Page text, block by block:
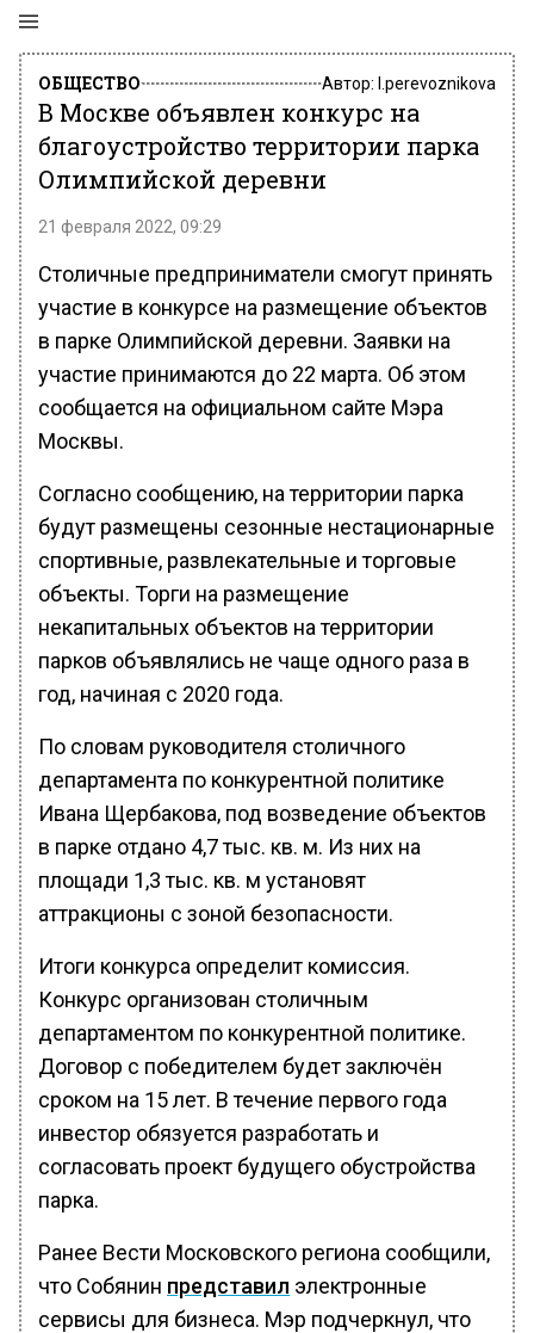
ОБЩЕСТВО Автор: l.perevoznikova
В Москве объявлен конкурс на
благоустройство территории парка
Олимпийской деревни
21 февраля 2022, 09:29
Столичные предприниматели смогут принять
участие в конкурсе на размещение объектов
в парке Олимпийской деревни. Заявки на
участие принимаются до 22 марта. Об этом
сообщается на официальном сайте Мэра
Москвы.
Согласно сообщению, на территории парка
будут размещены сезонные нестационарные
спортивные, развлекательные и торговые
объекты. Торги на размещение
некапитальных объектов на территории
парков объявлялись не чаще одного раза в
год, начиная с 2020 года.
По словам руководителя столичного
департамента по конкурентной политике
Ивана Щербакова, под возведение объектов
в парке отдано 4,7 тыс. кв. м. Из них на
площади 1,3 тыс. кв. м установят
аттракционы с зоной безопасности.
Итоги конкурса определит комиссия.
Конкурс организован столичным
департаментом по конкурентной политике.
Договор с победителем будет заключён
сроком на 15 лет. В течение первого года
инвестор обязуется разработать и
согласовать проект будущего обустройства
парка.
Ранее Вести Московского региона сообщили,
что Собянин представил электронные
сервисы для бизнеса. Мэр подчеркнул, что